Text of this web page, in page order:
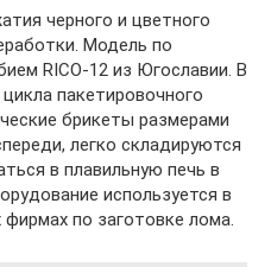
черного и цветного
Модель по
RICO-12 из Югославии. В
пакетировочного
брикеты размерами
легко складируются
в плавильную печь в
используется в
по заготовке лома.